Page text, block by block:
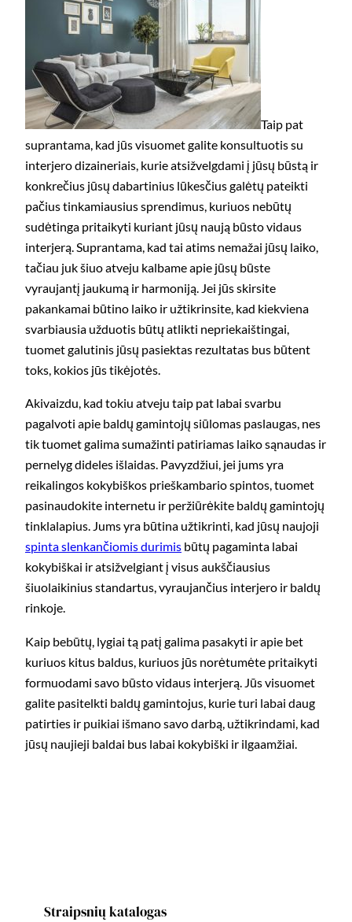
Taip pat
suprantama, kad jūs visuomet galite konsultuotis su
interjero dizaineriais, kurie atsižvelgdami į jūsų būstą ir
konkrečius jūsų dabartinius lūkesčius galėtų pateikti
pačius tinkamiausius sprendimus, kuriuos nebūtų
sudėtinga pritaikyti kuriant jūsų naują būsto vidaus
interjerą. Suprantama, kad tai atims nemažai jūsų laiko,
tačiau juk šiuo atveju kalbame apie jūsų būste
vyraujantį jaukumą ir harmoniją. Jei jūs skirsite
pakankamai būtino laiko ir užtikrinsite, kad kiekviena
svarbiausia užduotis būtų atlikti nepriekaištingai,
tuomet galutinis jūsų pasiektas rezultatas bus būtent
toks, kokios jūs tikėjotės.
Akivaizdu, kad tokiu atveju taip pat labai svarbu
pagalvoti apie baldų gamintojų siūlomas paslaugas, nes
tik tuomet galima sumažinti patiriamas laiko sąnaudas ir
pernelyg dideles išlaidas. Pavyzdžiui, jei jums yra
reikalingos kokybiškos prieškambario spintos, tuomet
pasinaudokite internetu ir peržiūrėkite baldų gamintojų
tinklalapius. Jums yra būtina užtikrinti, kad jūsų naujoji
spinta slenkančiomis durimis būtų pagaminta labai
kokybiškai ir atsižvelgiant į visus aukščiausius
šiuolaikinius standartus, vyraujančius interjero ir baldų
rinkoje.
Kaip bebūtų, lygiai tą patį galima pasakyti ir apie bet
kuriuos kitus baldus, kuriuos jūs norėtumėte pritaikyti
formuodami savo būsto vidaus interjerą. Jūs visuomet
galite pasitelkti baldų gamintojus, kurie turi labai daug
patirties ir puikiai išmano savo darbą, užtikrindami, kad
jūsų naujieji baldai bus labai kokybiški ir ilgaamžiai.
Straipsnių katalogas